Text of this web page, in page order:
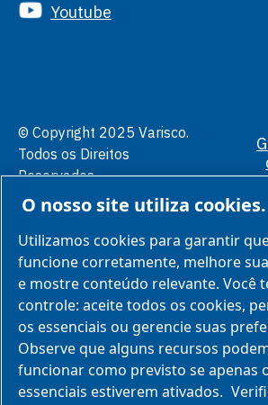
Youtube
© Copyright 2025 Varisco.
Todos os Direitos
Reservados.
O nosso site utiliza cookies.
Utilizamos cookies para garantir
funcione corretamente, melhore
e mostre conteúdo relevante. Você
controle: aceite todos os cookies,
os essenciais ou gerencie suas
Observe que alguns recursos
funcionar como previsto se apenas
essenciais estiverem ativados.